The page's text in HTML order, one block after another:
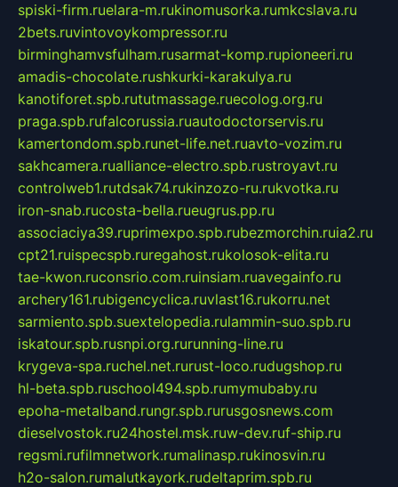
spiski-firm.ruelara-m.rukinomusorka.rumkcslava.ru
2bets.ruvintovoykompressor.ru
birminghamvsfulham.rusarmat-komp.rupioneeri.ru
amadis-chocolate.rushkurki-karakulya.ru
kanotiforet.spb.rututmassage.ruecolog.org.ru
praga.spb.rufalcorussia.ruautodoctorservis.ru
kamertondom.spb.runet-life.net.ruavto-vozim.ru
sakhcamera.rualliance-electro.spb.rustroyavt.ru
controlweb1.rutdsak74.rukinzozo-ru.rukvotka.ru
iron-snab.rucosta-bella.rueugrus.pp.ru
associaciya39.ruprimexpo.spb.rubezmorchin.ruia2.ru
cpt21.ruispecspb.ruregahost.rukolosok-elita.ru
tae-kwon.ruconsrio.com.ruinsiam.ruavegainfo.ru
archery161.rubigencyclica.ruvlast16.rukorru.net
sarmiento.spb.suextelopedia.rulammin-suo.spb.ru
iskatour.spb.rusnpi.org.rurunning-line.ru
krygeva-spa.ruchel.net.rurust-loco.rudugshop.ru
hl-beta.spb.ruschool494.spb.rumymubaby.ru
epoha-metalband.rungr.spb.rurusgosnews.com
dieselvostok.ru24hostel.msk.ruw-dev.ruf-ship.ru
regsmi.rufilmnetwork.rumalinasp.rukinosvin.ru
h2o-salon.rumalutkayork.rudeltaprim.spb.ru